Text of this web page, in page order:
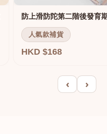
人氣款補貨
HKD $168
‹ ›